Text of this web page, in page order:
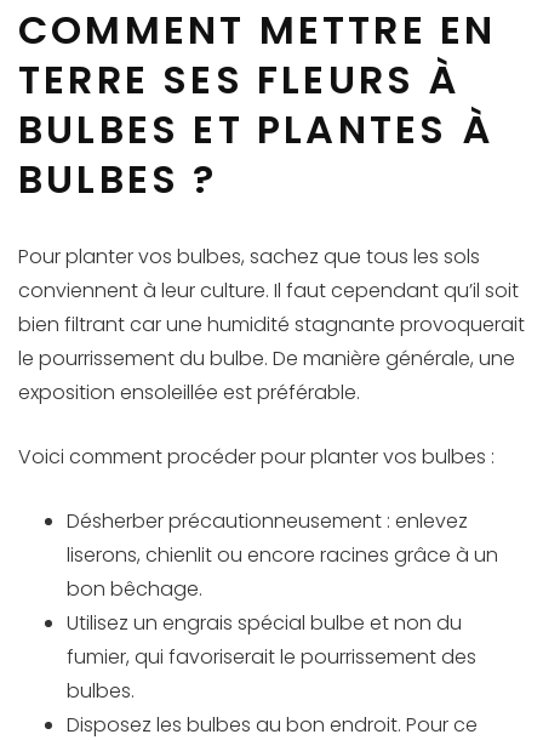
COMMENT METTRE EN
TERRE SES FLEURS À
BULBES ET PLANTES À
BULBES ?
Pour planter vos bulbes, sachez que tous les sols
conviennent à leur culture. Il faut cependant qu’il soit
bien filtrant car une humidité stagnante provoquerait
le pourrissement du bulbe. De manière générale, une
exposition ensoleillée est préférable.
Voici comment procéder pour planter vos bulbes :
Désherber précautionneusement : enlevez
liserons, chienlit ou encore racines grâce à un
bon bêchage.
Utilisez un engrais spécial bulbe et non du
fumier, qui favoriserait le pourrissement des
bulbes.
Disposez les bulbes au bon endroit. Pour ce